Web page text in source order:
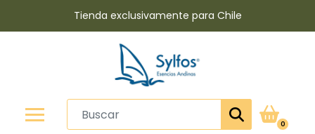
Tienda exclusivamente para Chile
0